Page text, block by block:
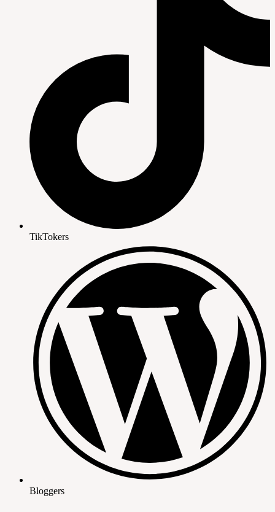
TikTokers
Bloggers